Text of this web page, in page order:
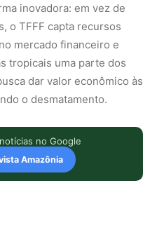
inovadora: em vez de
o TFFF capta recursos
mercado financeiro e
tropicais uma parte dos
dar valor econômico às
o desmatamento.
no Google
Amazônia